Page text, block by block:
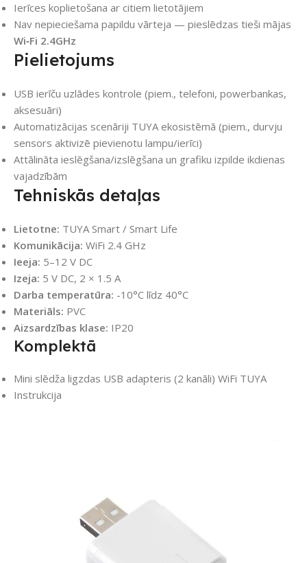
Ierīces koplietošana ar citiem lietotājiem
Nav nepieciešama papildu vārteja — pieslēdzas tieši mājas
Wi‑Fi 2.4GHz
Pielietojums
USB ierīču uzlādes kontrole (piem., telefoni, powerbankas,
aksesuāri)
Automatizācijas scenāriji TUYA ekosistēmā (piem., durvju
sensors aktivizē pievienotu lampu/ierīci)
Attālināta ieslēgšana/izslēgšana un grafiku izpilde ikdienas
vajadzībām
Tehniskās detaļas
Lietotne: TUYA Smart / Smart Life
Komunikācija: WiFi 2.4 GHz
Ieeja: 5–12 V DC
Izeja: 5 V DC, 2 × 1.5 A
Darba temperatūra: -10°C līdz 40°C
Materiāls: PVC
Aizsardzības klase: IP20
Komplektā
Mini slēdža ligzdas USB adapteris (2 kanāli) WiFi TUYA
Instrukcija